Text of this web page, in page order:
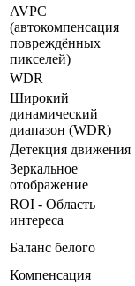
AVPC
(автокомпенсация
повреждённых
пикселей)
WDR
Широкий
динамический
диапазон (WDR)
Детекция движения
Зеркальное
отображение
ROI - Область
интереса
Баланс белого
Компенсация